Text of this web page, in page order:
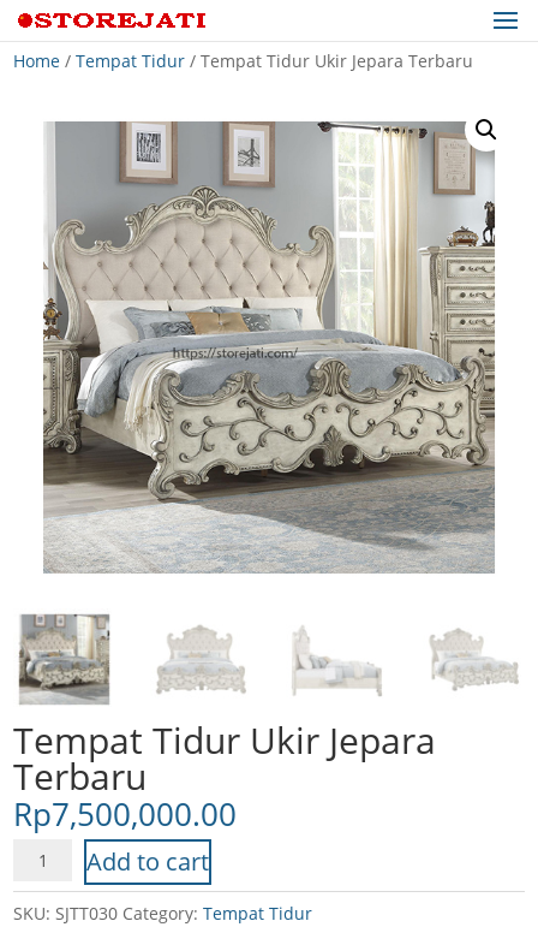
Home /Tempat Tidur / Tempat Tidur Ukir Jepara Terbaru
Tempat Tidur Ukir Jepara
Terbaru
Rp7,500,000.00
Tempat
Ukir
Add to cart
SKU:SJTT030 Category:Tempat Tidur